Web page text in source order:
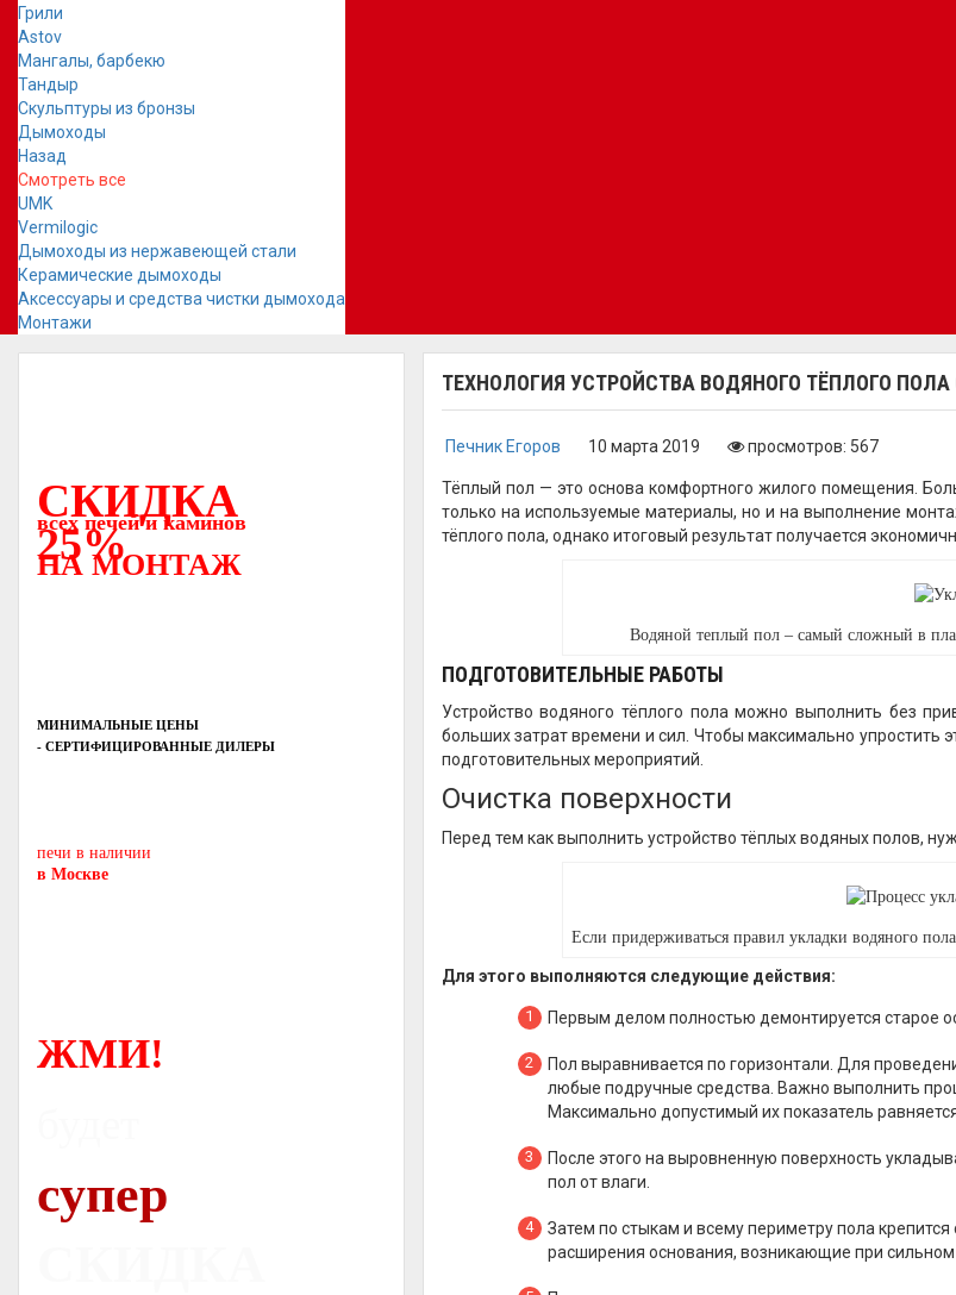
Грили
Astov
Мангалы, барбекю
Тандыр
Скульптуры из бронзы
Дымоходы
Назад
Смотреть все
UMK
Vermilogic
Дымоходы из нержавеющей стали
Керамические дымоходы
Аксессуары и средства чистки дымохода
Монтажи
СКИДКА
всех печей и каминов
25%
НА МОНТАЖ
МИНИМАЛЬНЫЕ ЦЕНЫ
- СЕРТИФИЦИРОВАННЫЕ ДИЛЕРЫ
печи в наличии
в Москве
ЖМИ!
супер
ТЕХНОЛОГИЯ УСТРОЙСТВА ВОДЯНОГО ТЁПЛОГО
Печник Егоров 10 марта 2019 просмотров: 567
Тёплый пол — это основа комфортного жилого помещения.
только на используемые материалы, но и на выполнение
тёплого пола, однако итоговый результат получается
Водяной теплый пол – самый сложный в
ПОДГОТОВИТЕЛЬНЫЕ РАБОТЫ
Устройство водяного тёплого пола можно выполнить без
больших затрат времени и сил. Чтобы максимально упростить
подготовительных мероприятий.
Очистка поверхности
Перед тем как выполнить устройство тёплых водяных полов,
Если придерживаться правил укладки водяного
Для этого выполняются следующие действия:
Первым делом полностью демонтируется старое
Пол выравнивается по горизонтали. Для
любые подручные средства. Важно выполнить
Максимально допустимый их показатель
После этого на выровненную поверхность
пол от влаги.
Затем по стыкам и всему периметру пола
расширения основания, возникающие при сильном